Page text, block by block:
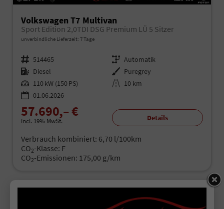
Volkswagen T7 Multivan
Sport Edition 2,0TDI DSG Premium LÜ 5 Sitzer
unverbindliche Lieferzeit: 7 Tage
Fahrzeugnr. 514465 Getriebe Automatik
Kraftstoff Diesel Außenfarbe Puregrey
Leistung 110 kW (150 PS) Kilometerstand 10 km
01.06.2026
57.690,– €
incl. 19% MwSt. Details
Verbrauch kombiniert: 6,70 l/100km
CO2-Klasse: F
CO2-Emissionen: 175,00 g/km